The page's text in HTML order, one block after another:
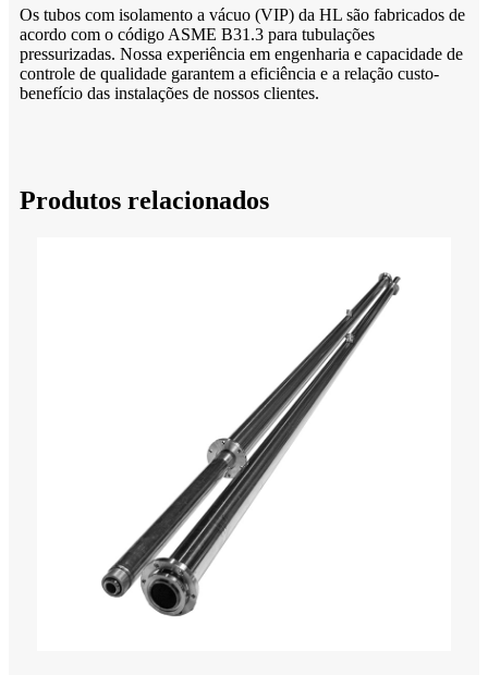
Os tubos com isolamento a vácuo (VIP) da HL são fabricados de
acordo com o código ASME B31.3 para tubulações
pressurizadas. Nossa experiência em engenharia e capacidade de
controle de qualidade garantem a eficiência e a relação custo-
benefício das instalações de nossos clientes.
Produtos relacionados